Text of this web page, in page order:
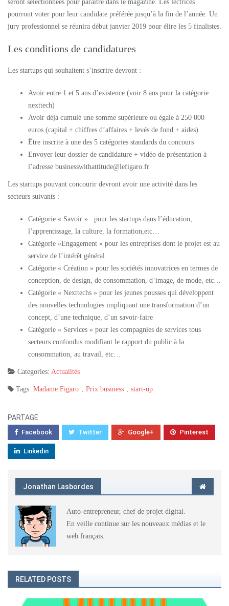
seront sélectionnées pour paraître dans le magazine. Les lectrices
pourront voter pour leur candidate préférée jusqu’à la fin de l’année. Un
jury professionnel se réunira début janvier 2019 pour élire les 5 finalistes.
Les conditions de candidatures
Les startups qui souhaitent s’inscrire devront :
Avoir entre 1 et 5 ans d’existence (voir 8 ans pour la catégorie
nexttech)
Avoir déjà cumulé une somme supérieure ou égale à 250 000
euros (capital + chiffres d’affaires + levés de fond + aides)
Être inscrite à une des 5 catégories standards du concours
Envoyer leur dossier de candidature + vidéo de présentation à
l’adresse businesswithattitude@lefigaro.fr
Les startups pouvant concourir devront avoir une activité dans les
secteurs suivants :
Catégorie « Savoir » : pour les startups dans l’éducation,
l’apprentissage, la culture, la formation,etc…
Catégorie «Engagement » pour les entreprises dont le projet est au
service de l’intérêt général
Catégorie « Création » pour les sociétés innovatrices en termes de
conception, de design, de consommation, d’image, de mode, etc…
Catégorie « Nexttechs » pour les jeunes pousses qui développent
des nouvelles technologies impliquant une transformation d’un
concept, d’une technique, d’un savoir-faire
Catégorie « Services » pour les compagnies de services tous
secteurs confondus modifiant le rapport du public à la
consommation, au travail, etc…
Categories: Actualités
Tags: Madame Figaro Prix business start-up
PARTAGE
Facebook Twitter Google+ Pinterest
Linkedin
Jonathan Lasbordes
Auto-entrepreneur, chef de projet digital.
En veille continue sur les nouveaux médias et le
web français.
RELATED POSTS